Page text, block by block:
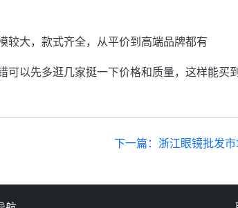
较大，款式齐全，从平价到高端品牌都有
以先多逛几家挺一下价格和质量，这样能买
下一篇：浙江眼镜批发